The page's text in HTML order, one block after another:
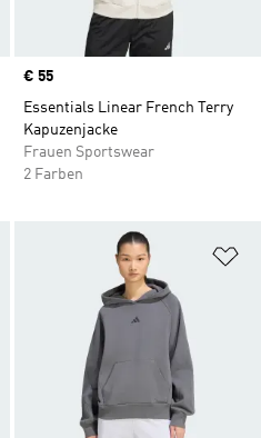
Price
€ 55
Essentials Linear French Terry
Kapuzenjacke
Frauen Sportswear
2 Farben
Zur Wunschliste hinzufügen